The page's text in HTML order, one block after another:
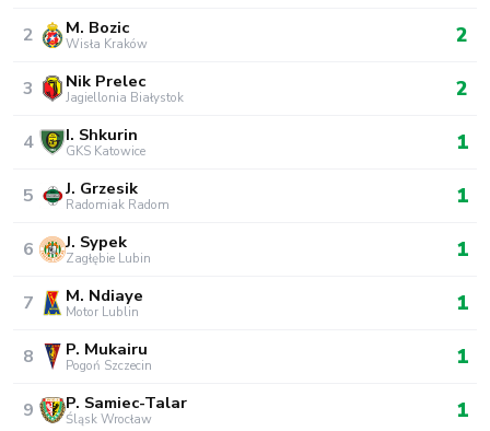
2 M. Bozic
Wisła Kraków 2
3 Nik Prelec
Jagiellonia Białystok 2
4 I. Shkurin
GKS Katowice 1
5 J. Grzesik
Radomiak Radom 1
6 J. Sypek
Zagłębie Lubin 1
7 M. Ndiaye
Motor Lublin 1
8 P. Mukairu
Pogoń Szczecin 1
9 P. Samiec-Talar
Śląsk Wrocław 1